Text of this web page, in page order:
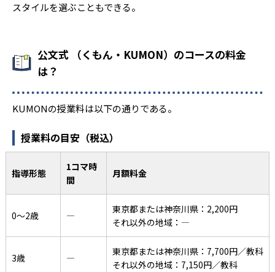
スタイルを選ぶこともできる。
公文式 （くもん・KUMON）のコースの料金
は？
KUMONの授業料は以下の通りである。
授業料の目安（税込）
指導形態
1コマ時
間
月額料金
0〜2歳 ―
東京都または神奈川県：2,200円
それ以外の地域：―
3歳 ―
東京都または神奈川県：7,700円／教科
それ以外の地域：7,150円／教科